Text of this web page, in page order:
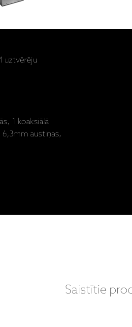
uztvērēju
1 koaksiālā
6,3mm austiņas,
Saistītie